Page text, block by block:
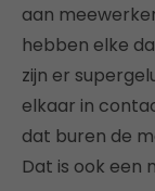
aan
hebben elke
zijn er
elkaar in
dat buren de
Dat is ook een